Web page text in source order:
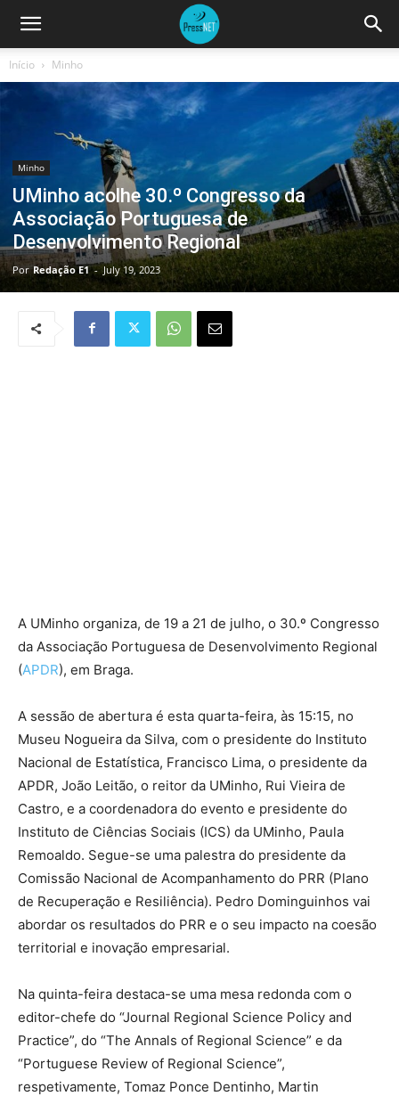
Início Minho
Minho
UMinho acolhe 30.º Congresso da
Associação Portuguesa de
Desenvolvimento Regional
Por Redação E1 - July 19, 2023
A UMinho organiza, de 19 a 21 de julho, o 30.º Congresso
da Associação Portuguesa de Desenvolvimento Regional
(APDR), em Braga.
A sessão de abertura é esta quarta-feira, às 15:15, no
Museu Nogueira da Silva, com o presidente do Instituto
Nacional de Estatística, Francisco Lima, o presidente da
APDR, João Leitão, o reitor da UMinho, Rui Vieira de
Castro, e a coordenadora do evento e presidente do
Instituto de Ciências Sociais (ICS) da UMinho, Paula
Remoaldo. Segue-se uma palestra do presidente da
Comissão Nacional de Acompanhamento do PRR (Plano
de Recuperação e Resiliência). Pedro Dominguinhos vai
abordar os resultados do PRR e o seu impacto na coesão
territorial e inovação empresarial.
Na quinta-feira destaca-se uma mesa redonda com o
editor-chefe do “Journal Regional Science Policy and
Practice”, do “The Annals of Regional Science” e da
“Portuguese Review of Regional Science”,
respetivamente, Tomaz Ponce Dentinho, Martin